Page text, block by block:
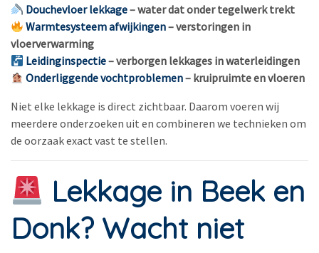
Douchevloer lekkage– water dat onder tegelwerk trekt
Warmtesysteem afwijkingen– verstoringen in
vloerverwarming
Leidinginspectie– verborgen lekkages in waterleidingen
Onderliggende vochtproblemen– kruipruimte en vloeren
Niet elke lekkage is direct zichtbaar. Daarom voeren wij
meerdere onderzoeken uit en combineren we technieken om
de oorzaak exact vast te stellen.
Lekkage in Beek en
Donk? Wacht niet